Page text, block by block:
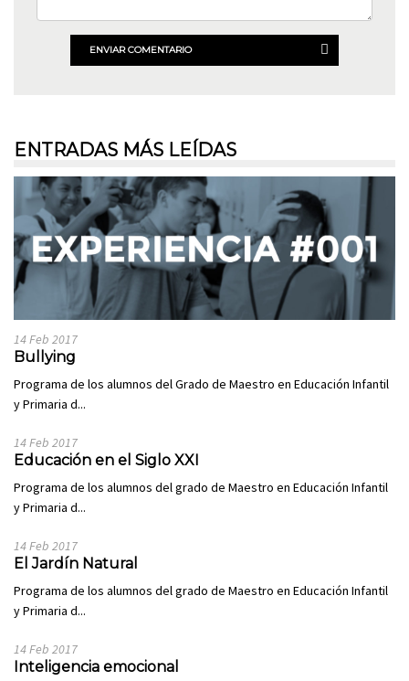
ENVIAR COMENTARIO
ENTRADAS MÁS LEÍDAS
14 Feb 2017
Bullying
Programa de los alumnos del Grado de Maestro en Educación Infantil
y Primaria d...
14 Feb 2017
Educación en el Siglo XXI
Programa de los alumnos del grado de Maestro en Educación Infantil
y Primaria d...
14 Feb 2017
El Jardín Natural
Programa de los alumnos del grado de Maestro en Educación Infantil
y Primaria d...
14 Feb 2017
Inteligencia emocional